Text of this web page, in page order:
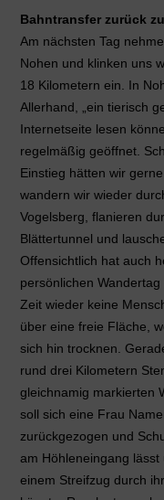
Bahntransfer zurück
Am nächsten Tag
Nohen und klinken uns
18 Kilometern ein. In
Allerhand, „ein tierisch
Internetseite lesen
regelmäßig geöffnet.
Einstieg hätten wir
wandern wir wieder
Vogelsberg, flanieren
Blättertunnel und
Offensichtlich hat auch
persönlichen
Zeit wieder keine
über eine freie Fläche,
sich hin trocknen.
rund drei Kilometern
gleichnamig markierten
soll sich eine Frau
zurückgezogen und
am Höhleneingang
einem Streifzug durch